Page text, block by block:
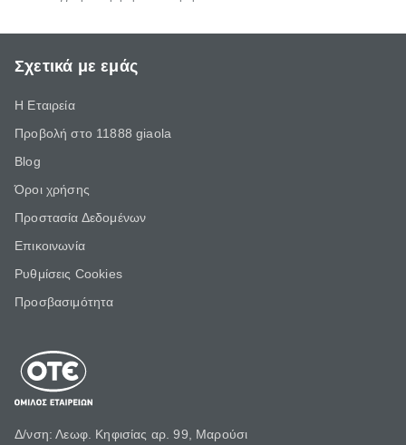
Σχετικά με εμάς
Η Εταιρεία
Προβολή στο 11888 giaola
Blog
Όροι χρήσης
Προστασία Δεδομένων
Επικοινωνία
Ρυθμίσεις Cookies
Προσβασιμότητα
Δ/νση: Λεωφ. Κηφισίας αρ. 99, Μαρούσι